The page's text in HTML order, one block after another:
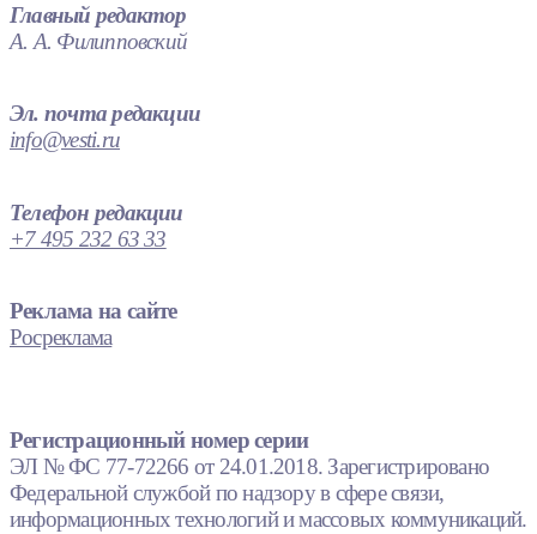
Главный редактор
А. А. Филипповский
Эл. почта редакции
info@vesti.ru
Телефон редакции
+7 495 232 63 33
Реклама на сайте
Росреклама
Регистрационный номер серии
ЭЛ № ФС 77-72266 от 24.01.2018. Зарегистрировано
Федеральной службой по надзору в сфере связи,
информационных технологий и массовых коммуникаций.